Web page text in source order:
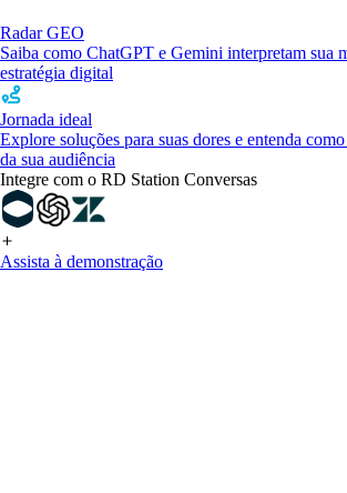
Radar GEO
Saiba como ChatGPT e Gemini interpretam sua
estratégia digital
Jornada ideal
Explore soluções para suas dores e entenda
da sua audiência
Integre com o RD Station Conversas
Assista à demonstração